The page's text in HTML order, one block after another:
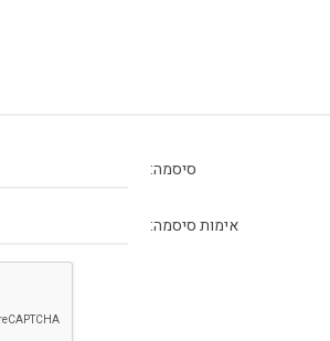
סיסמה:
אימות סיסמה: